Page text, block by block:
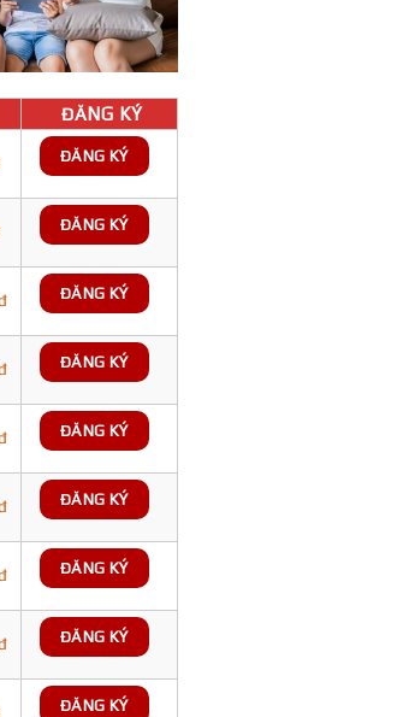
ĐĂNG KÝ
ĐĂNG KÝ
ĐĂNG KÝ
ĐĂNG KÝ
ĐĂNG KÝ
ĐĂNG KÝ
ĐĂNG KÝ
ĐĂNG KÝ
ĐĂNG KÝ
ĐĂNG KÝ